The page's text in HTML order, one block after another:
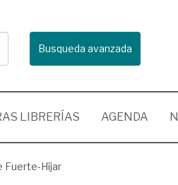
Busqueda avanzada
LIBRERÍAS AGENDA
Fuerte-Híjar